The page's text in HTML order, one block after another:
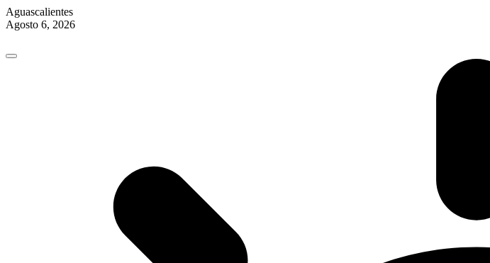
Aguascalientes
Agosto 6, 2026
content